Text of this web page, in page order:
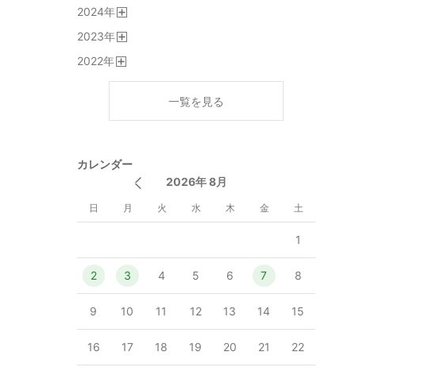
2024年
2023年
2022年
一覧を見る
カレンダー
2026年 8月
日 月 火 水 木 金 土
1
2 3 4 5 6 7 8
9 10 11 12 13 14 15
16 17 18 19 20 21 22